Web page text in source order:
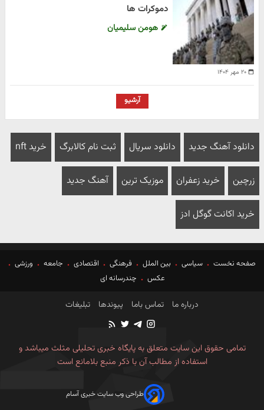
۲۰ مهر ۱۴۰۴
دموکرات ها
هومن سلیمیان
آرشیو
دانلود آهنگ جدید دانلود سریال ثبت نام کالابرگ خرید nft
زرچین خرید زعفران موزیک ترین آهنگ جدید
خرید اکانت گوگل ادز
صفحه نخست سیاسی بین الملل فرهنگی اقتصادی جامعه
ورزشی
عکس
چندرسانه ای
درباره ما تماس باما پیوندها تبلیغات
تمامی حقوق این سایت متعلق به پایگاه خبری تحلیلی مثلث میباشد و
استفاده از مطالب آن با ذکر منبع بلامانع است
طراحی وب سایت خبری آسام